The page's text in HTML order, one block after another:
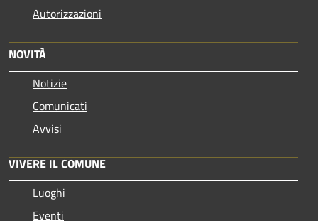
Autorizzazioni
NOVITÀ
Notizie
Comunicati
Avvisi
VIVERE IL COMUNE
Luoghi
Eventi